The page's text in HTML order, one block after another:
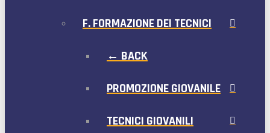
F. FORMAZIONE DEI TECNICI
← BACK
PROMOZIONE GIOVANILE
TECNICI GIOVANILI